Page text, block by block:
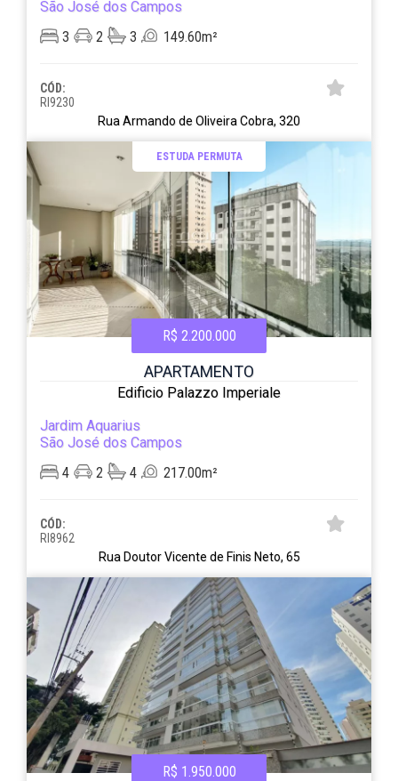
São José dos Campos
3
2 3 149.60m²
CÓD:
RI9230
Rua Armando de Oliveira Cobra, 320
ESTUDA PERMUTA
R$ 2.200.000
APARTAMENTO
Edificio Palazzo Imperiale
Jardim Aquarius
São José dos Campos
4
2 4 217.00m²
CÓD:
RI8962
Rua Doutor Vicente de Finis Neto, 65
R$ 1.950.000